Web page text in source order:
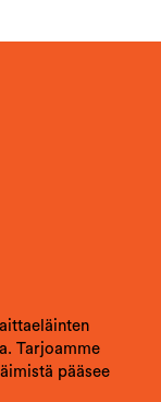
Tarjoamme
pääsee